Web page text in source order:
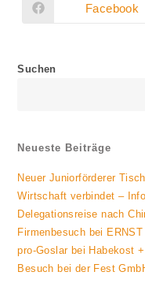
Öffnet
Facebook
Suchen
Neueste Beiträge
Neuer Juniorförderer
Wirtschaft verbindet –
Delegationsreise nach
Firmenbesuch bei
pro-Goslar bei Habekost
Besuch bei der Fest